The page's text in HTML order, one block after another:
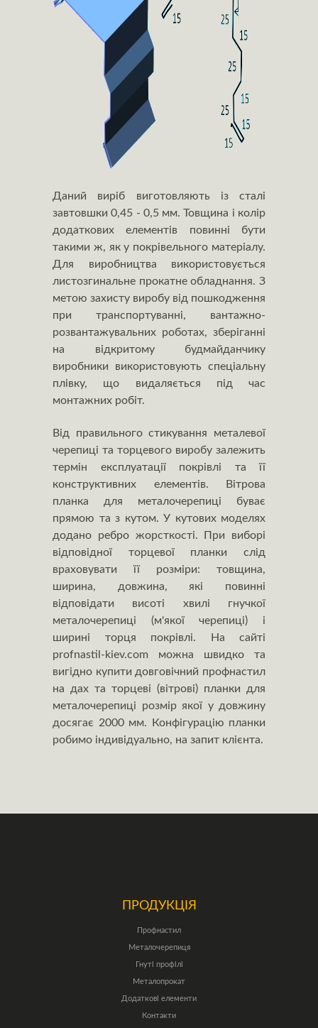
Даний виріб виготовляють із сталі
завтовшки 0,45 - 0,5 мм. Товщина і колір
додаткових елементів повинні бути
такими ж, як у покрівельного матеріалу.
Для виробництва використовується
листозгинальне прокатне обладнання. З
метою захисту виробу від пошкодження
при транспортуванні, вантажно-
розвантажувальних роботах, зберіганні
на відкритому будмайданчику
виробники використовують спеціальну
плівку, що видаляється під час
монтажних робіт.
Від правильного стикування металевої
черепиці та торцевого виробу залежить
термін експлуатації покрівлі та її
конструктивних елементів. Вітрова
планка для металочерепиці буває
прямою та з кутом. У кутових моделях
додано ребро жорсткості. При виборі
відповідної торцевої планки слід
враховувати її розміри: товщина,
ширина, довжина, які повинні
відповідати висоті хвилі гнучкої
металочерепиці (м'якої черепиці) і
ширині торця покрівлі. На сайті
profnastil-kiev.com можна швидко та
вигідно купити довговічний профнастил
на дах та торцеві (вітрові) планки для
металочерепиці розмір якої у довжину
досягає 2000 мм. Конфігурацію планки
робимо індивідуально, на запит клієнта.
ПРОДУКЦІЯ
Профнастил
Металочерепиця
Гнуті профілі
Металопрокат
Додаткові елементи
Контакти